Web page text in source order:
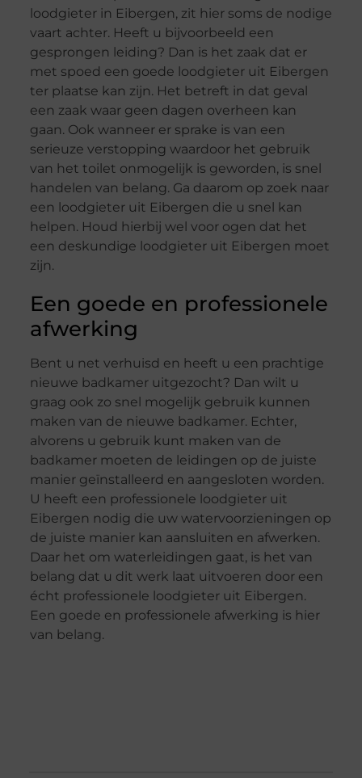
loodgieter in Eibergen, zit hier soms de nodige
vaart achter. Heeft u bijvoorbeeld een
gesprongen leiding? Dan is het zaak dat er
met spoed een goede loodgieter uit Eibergen
ter plaatse kan zijn. Het betreft in dat geval
een zaak waar geen dagen overheen kan
gaan. Ook wanneer er sprake is van een
serieuze verstopping waardoor het gebruik
van het toilet onmogelijk is geworden, is snel
handelen van belang. Ga daarom op zoek naar
een loodgieter uit Eibergen die u snel kan
helpen. Houd hierbij wel voor ogen dat het
een deskundige loodgieter uit Eibergen moet
zijn.
Een goede en professionele
afwerking
Bent u net verhuisd en heeft u een prachtige
nieuwe badkamer uitgezocht? Dan wilt u
graag ook zo snel mogelijk gebruik kunnen
maken van de nieuwe badkamer. Echter,
alvorens u gebruik kunt maken van de
badkamer moeten de leidingen op de juiste
manier geïnstalleerd en aangesloten worden.
U heeft een professionele loodgieter uit
Eibergen nodig die uw watervoorzieningen op
de juiste manier kan aansluiten en afwerken.
Daar het om waterleidingen gaat, is het van
belang dat u dit werk laat uitvoeren door een
écht professionele loodgieter uit Eibergen.
Een goede en professionele afwerking is hier
van belang.